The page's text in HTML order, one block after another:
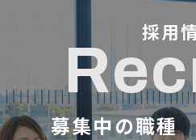
採用
募集中の職種